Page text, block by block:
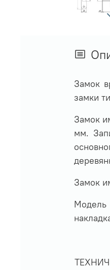
Замок
замки
Замок
мм.
Замок
Модель